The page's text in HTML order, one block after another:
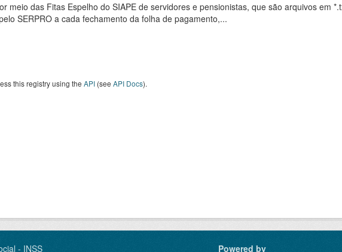
meio das Fitas Espelho do SIAPE de servidores e pensionistas, que são arquivos em
SERPRO a cada fechamento da folha de pagamento,...
this registry using the API (see API Docs).
- INSS Powered by